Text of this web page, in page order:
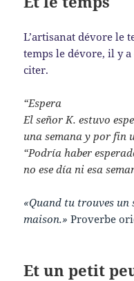
L’artisanat dévore le
temps le dévore, il y
citer.
“Espera
El señor K. estuvo
una semana y por fin
“Podría haber
no ese día ni esa
«Quand tu trouves un
maison.» Proverbe
Et un petit